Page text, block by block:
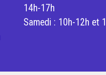
14h-17h
Samedi : 10h-12h et